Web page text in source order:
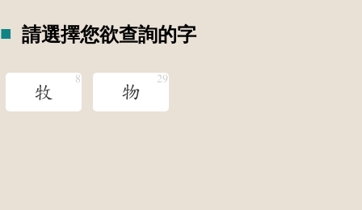
請選擇您欲查詢的字
牧 物